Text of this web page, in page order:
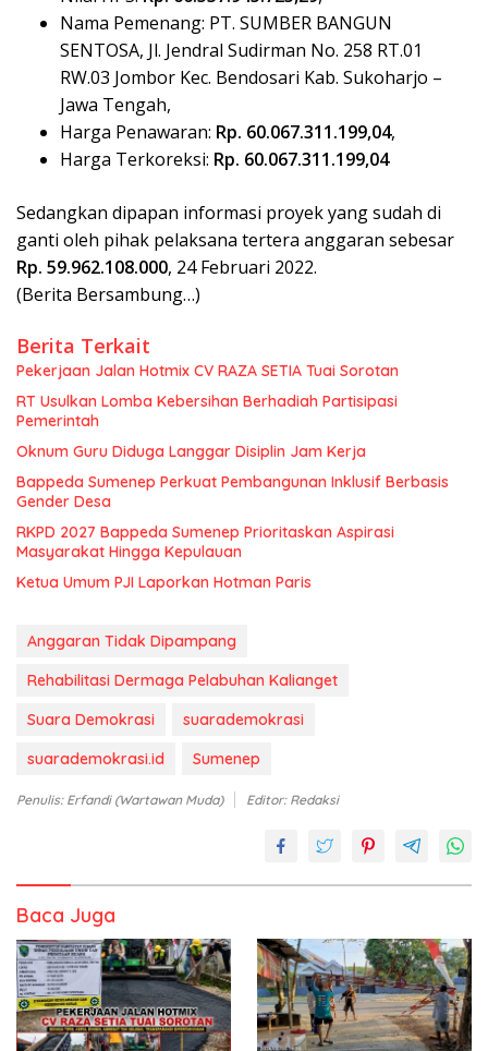
Nama Pemenang: PT. SUMBER BANGUN
SENTOSA, Jl. Jendral Sudirman No. 258 RT.01
RW.03 Jombor Kec. Bendosari Kab. Sukoharjo –
Jawa Tengah,
Harga Penawaran: Rp. 60.067.311.199,04,
Harga Terkoreksi: Rp. 60.067.311.199,04
Sedangkan dipapan informasi proyek yang sudah di
ganti oleh pihak pelaksana tertera anggaran sebesar
Rp. 59.962.108.000, 24 Februari 2022.
(Berita Bersambung…)
Berita Terkait
Pekerjaan Jalan Hotmix CV RAZA SETIA Tuai Sorotan
RT Usulkan Lomba Kebersihan Berhadiah Partisipasi
Pemerintah
Oknum Guru Diduga Langgar Disiplin Jam Kerja
Bappeda Sumenep Perkuat Pembangunan Inklusif Berbasis
Gender Desa
RKPD 2027 Bappeda Sumenep Prioritaskan Aspirasi
Masyarakat Hingga Kepulauan
Ketua Umum PJI Laporkan Hotman Paris
Anggaran Tidak Dipampang
Rehabilitasi Dermaga Pelabuhan Kalianget
Suara Demokrasi
suarademokrasi
suarademokrasi.id
Sumenep
Penulis: Erfandi (Wartawan Muda) Editor: Redaksi
Baca Juga